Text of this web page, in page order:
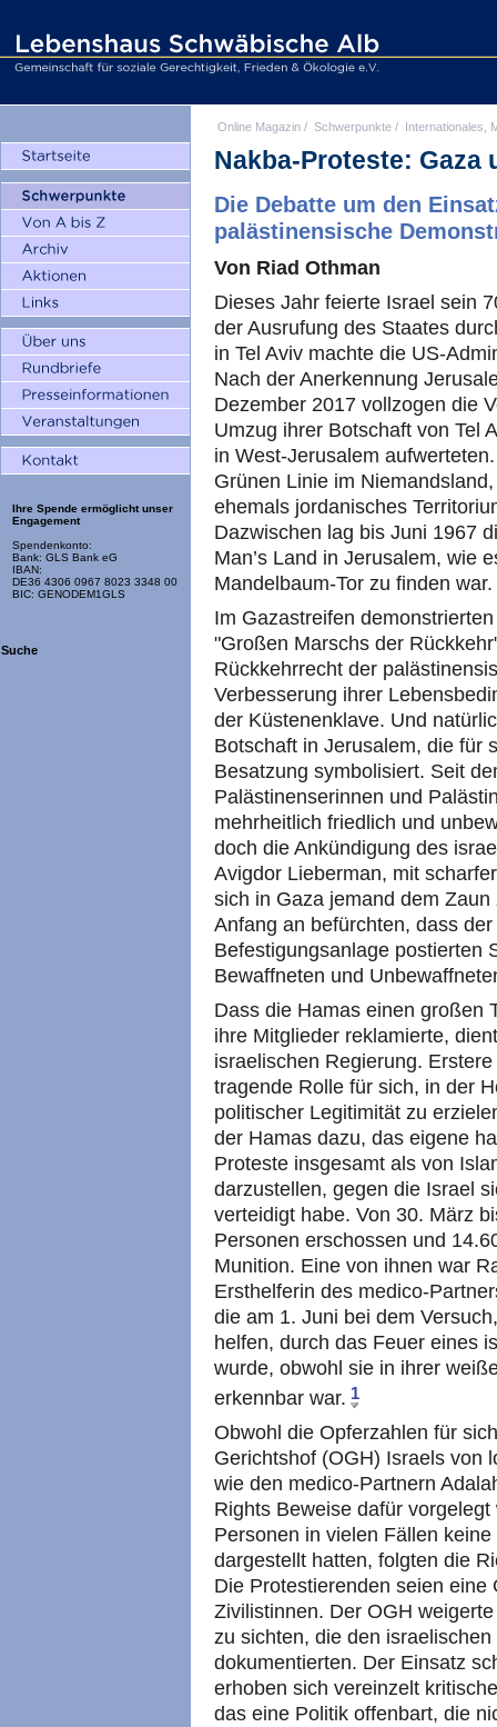
Ihre Spende ermöglicht unser
Engagement
Spendenkonto:
Bank: GLS Bank eG
IBAN:
DE36 4306 0967 8023 3348 00
BIC: GENODEM1GLS
Suche
Online Magazin / Schwerpunkte / Internationales,
Nakba-Proteste: Gaza
Die Debatte um den
palästinensische
Von Riad Othman
Dieses Jahr feierte Israel sein
der Ausrufung des Staates
in Tel Aviv machte die US-
Nach der Anerkennung
Dezember 2017 vollzogen die
Umzug ihrer Botschaft von Tel
in West-Jerusalem
Grünen Linie im
ehemals jordanisches
Dazwischen lag bis Juni 1967
Man’s Land in Jerusalem, wie
Mandelbaum-Tor zu finden war.
Im Gazastreifen
"Großen Marschs der
Rückkehrrecht der
Verbesserung ihrer
der Küstenenklave. Und
Botschaft in Jerusalem, die für
Besatzung symbolisiert. Seit
Palästinenserinnen und
mehrheitlich friedlich und
doch die Ankündigung des
Avigdor Lieberman, mit
sich in Gaza jemand dem
Anfang an befürchten, dass
Befestigungsanlage postierten
Bewaffneten und
Dass die Hamas einen großen
ihre Mitglieder reklamierte,
israelischen Regierung.
tragende Rolle für sich, in der
politischer Legitimität zu
der Hamas dazu, das eigene
Proteste insgesamt als von
darzustellen, gegen die Israel
verteidigt habe. Von 30. März
Personen erschossen und
Munition. Eine von ihnen war
Ersthelferin des medico-
die am 1. Juni bei dem
helfen, durch das Feuer eines
wurde, obwohl sie in ihrer
erkennbar war. 1
Obwohl die Opferzahlen für
Gerichtshof (OGH) Israels von
wie den medico-Partnern
Rights Beweise dafür
Personen in vielen Fällen
dargestellt hatten, folgten die
Die Protestierenden seien
Zivilistinnen. Der OGH
zu sichten, die den
dokumentierten. Der Einsatz
erhoben sich vereinzelt
das eine Politik offenbart, die